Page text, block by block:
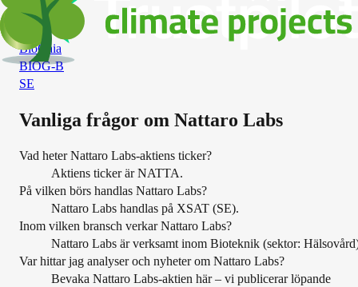
BIOT
BioGaia
BIOG-B
SE
Vanliga frågor om Nattaro Labs
Vad heter Nattaro Labs-aktiens ticker?
Aktiens ticker är NATTA.
På vilken börs handlas Nattaro Labs?
Nattaro Labs handlas på XSAT (SE).
Inom vilken bransch verkar Nattaro Labs?
Nattaro Labs är verksamt inom Bioteknik (sektor:
Var hittar jag analyser och nyheter om Nattaro Labs?
Bevaka Nattaro Labs-aktien här – vi publicerar löpande